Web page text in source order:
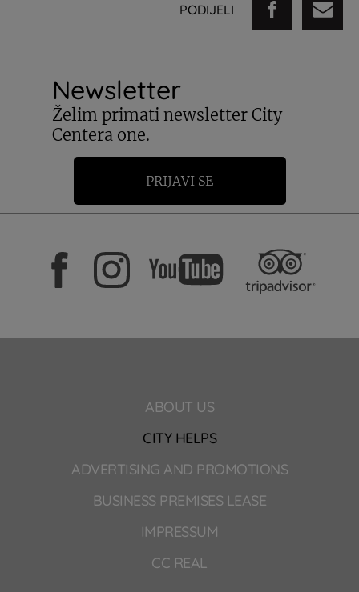
PODIJELI
Newsletter
Želim primati newsletter City
Centera one.
PRIJAVI SE
ABOUT US
CITY HELPS
ADVERTISING AND PROMOTIONS
BUSINESS PREMISES LEASE
IMPRESSUM
CC REAL